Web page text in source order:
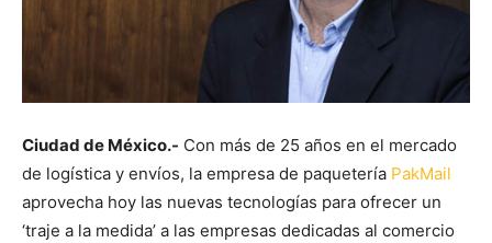
Ciudad de México.- Con más de 25 años en el mercado
de logística y envíos, la empresa de paquetería PakMail
aprovecha hoy las nuevas tecnologías para ofrecer un
‘traje a la medida’ a las empresas dedicadas al comercio